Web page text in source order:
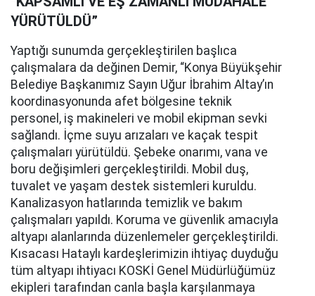
YÜRÜTÜLDÜ”
Yaptığı sunumda gerçekleştirilen başlıca
çalışmalara da değinen Demir, “Konya Büyükşehir
Belediye Başkanımız Sayın Uğur İbrahim Altay’ın
koordinasyonunda afet bölgesine teknik
personel, iş makineleri ve mobil ekipman sevki
sağlandı. İçme suyu arızaları ve kaçak tespit
çalışmaları yürütüldü. Şebeke onarımı, vana ve
boru değişimleri gerçekleştirildi. Mobil duş,
tuvalet ve yaşam destek sistemleri kuruldu.
Kanalizasyon hatlarında temizlik ve bakım
çalışmaları yapıldı. Koruma ve güvenlik amacıyla
altyapı alanlarında düzenlemeler gerçekleştirildi.
Kısacası Hataylı kardeşlerimizin ihtiyaç duyduğu
tüm altyapı ihtiyacı KOSKİ Genel Müdürlüğümüz
ekipleri tarafından canla başla karşılanmaya